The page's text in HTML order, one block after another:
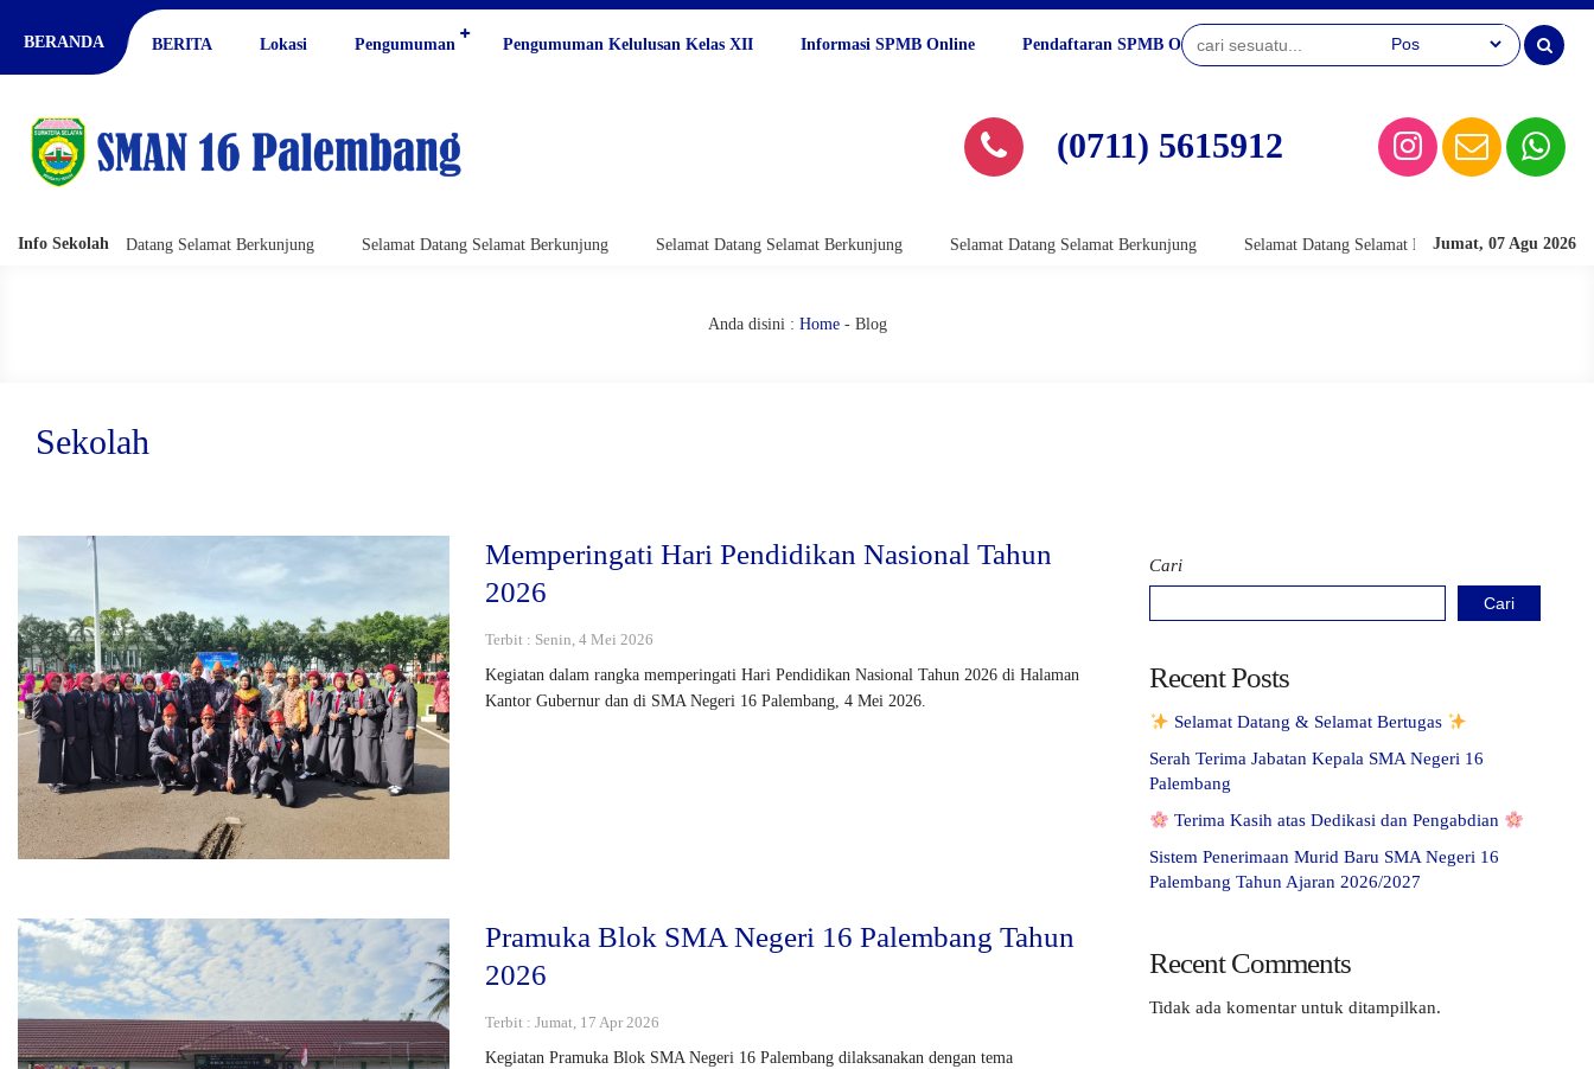
BERANDA BERITA Lokasi Pengumuman Pengumuman Kelulusan Kelas XII Informasi SPMB Online Pendaftaran SPMB Online
(0711) 5615912
Info Sekolah Jumat, 07 Agu 2026
Selamat Datang Selamat Berkunjung Selamat Datang Selamat Berkunjung Selamat Datang Selamat Berkunjung Selamat Datang Selamat Berkunjung Selamat Datang Selamat Berkunjung Selamat
Anda disini : Home- Blog
Sekolah
Memperingati Hari Pendidikan Nasional Tahun
2026
Terbit : Senin, 4 Mei 2026
Kegiatan dalam rangka memperingati Hari Pendidikan Nasional Tahun 2026 di Halaman
Kantor Gubernur dan di SMA Negeri 16 Palembang, 4 Mei 2026.
Pramuka Blok SMA Negeri 16 Palembang Tahun
2026
Terbit : Jumat, 17 Apr 2026
Kegiatan Pramuka Blok SMA Negeri 16 Palembang dilaksanakan dengan tema
Cari
Cari
Recent Posts
Selamat Datang & Selamat Bertugas
Serah Terima Jabatan Kepala SMA Negeri 16
Palembang
Terima Kasih atas Dedikasi dan Pengabdian
Sistem Penerimaan Murid Baru SMA Negeri 16
Palembang Tahun Ajaran 2026/2027
Recent Comments
Tidak ada komentar untuk ditampilkan.